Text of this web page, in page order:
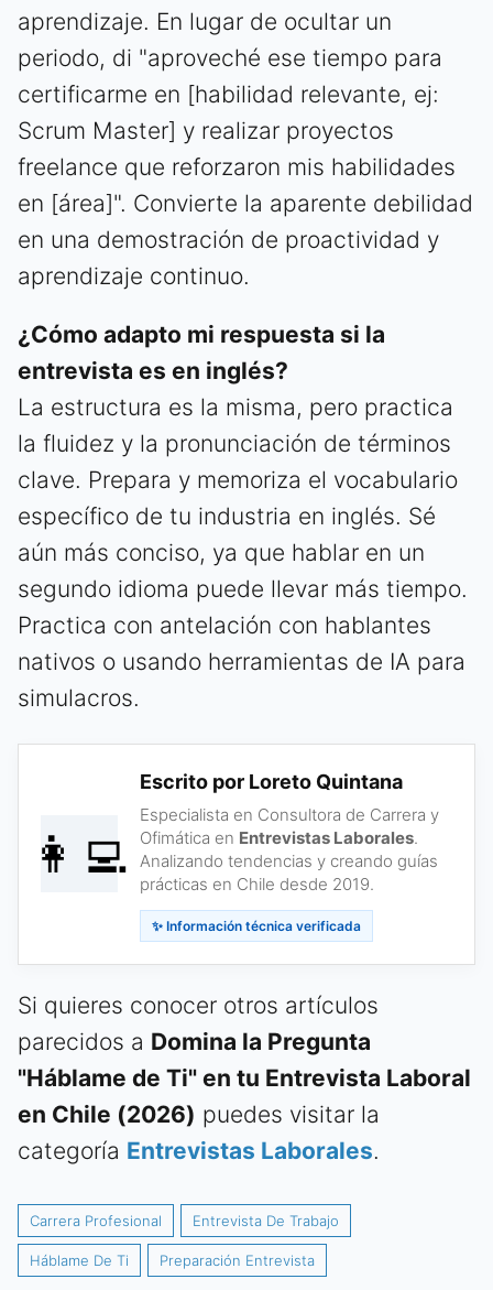
aprendizaje. En lugar de ocultar un
periodo, di "aproveché ese tiempo para
certificarme en [habilidad relevante, ej:
Scrum Master] y realizar proyectos
freelance que reforzaron mis habilidades
en [área]". Convierte la aparente debilidad
en una demostración de proactividad y
aprendizaje continuo.
¿Cómo adapto mi respuesta si la
entrevista es en inglés?
La estructura es la misma, pero practica
la fluidez y la pronunciación de términos
clave. Prepara y memoriza el vocabulario
específico de tu industria en inglés. Sé
aún más conciso, ya que hablar en un
segundo idioma puede llevar más tiempo.
Practica con antelación con hablantes
nativos o usando herramientas de IA para
simulacros.
👩‍💻
Escrito por Loreto Quintana
Especialista en Consultora de Carrera y
Ofimática en Entrevistas Laborales.
Analizando tendencias y creando guías
prácticas en Chile desde 2019.
✨ Información técnica verificada
Si quieres conocer otros artículos
parecidos a Domina la Pregunta
"Háblame de Ti" en tu Entrevista Laboral
en Chile (2026) puedes visitar la
categoría Entrevistas Laborales.
Carrera Profesional Entrevista De Trabajo
Háblame De Ti Preparación Entrevista